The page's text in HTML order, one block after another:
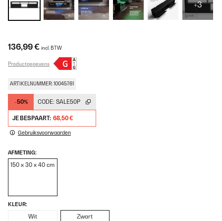
+3
136,99 € incl. BTW
Productgegevens
ARTIKELNUMMER: 10045761
-50% CODE: SALE50P
JE BESPAART: 68,50 €
Gebruiksvoorwaarden
AFMETING:
150 x 30 x 40 cm
KLEUR:
Wit Zwart